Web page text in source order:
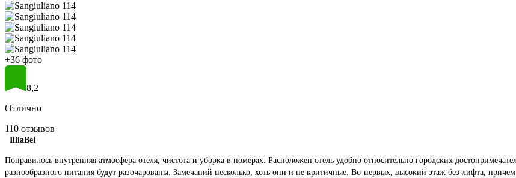
+36 фото
8,2
Отлично
110 отзывов
IlliaBel
Понравилось внутренняя атмосфера отеля, чистота и уборка в номерах. Расположен отель удобно относительно городских
разнообразного питания будут разочарованы. Замечаний несколько, хоть они и не критичные. Во-первых, высокий этаж без лифта,